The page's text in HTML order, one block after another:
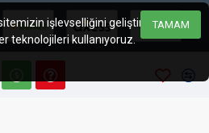
TAMAM
işlevselliğini geliştirmek
teknolojileri kullanıyoruz.